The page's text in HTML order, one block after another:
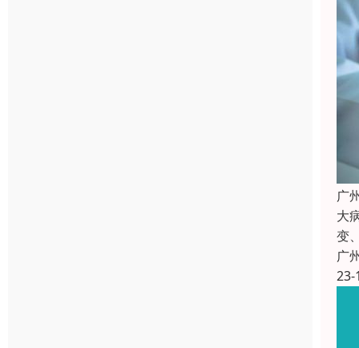
广
大
变
广
23-